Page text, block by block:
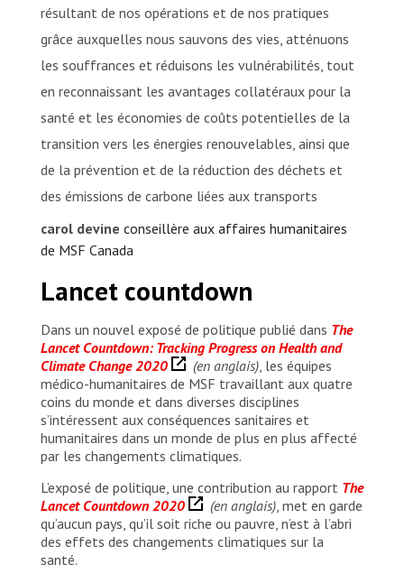
résultant de nos opérations et de nos pratiques
grâce auxquelles nous sauvons des vies, atténuons
les souffrances et réduisons les vulnérabilités, tout
en reconnaissant les avantages collatéraux pour la
santé et les économies de coûts potentielles de la
transition vers les énergies renouvelables, ainsi que
de la prévention et de la réduction des déchets et
des émissions de carbone liées aux transports
carol devine conseillère aux affaires humanitaires
de MSF Canada
Lancet countdown
Dans un nouvel exposé de politique publié dans The
Lancet Countdown: Tracking Progress on Health and
Climate Change 2020
(en anglais) , les équipes
médico-humanitaires de MSF travaillant aux quatre
coins du monde et dans diverses disciplines
s’intéressent aux conséquences sanitaires et
humanitaires dans un monde de plus en plus affecté
par les changements climatiques.
L’exposé de politique, une contribution au rapport The
Lancet Countdown 2020
(en anglais) , met en garde
qu’aucun pays, qu’il soit riche ou pauvre, n’est à l’abri
des effets des changements climatiques sur la
santé.